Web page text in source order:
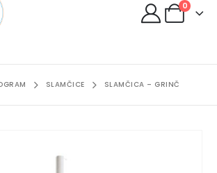
0
SLAMČICE SLAMČICA – GRINČ